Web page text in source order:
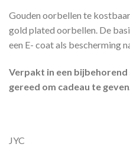
Gouden oorbellen te
gold plated oorbellen. De
een E- coat als bescherming
Verpakt in een bijbehorend
gereed om cadeau te
JYC